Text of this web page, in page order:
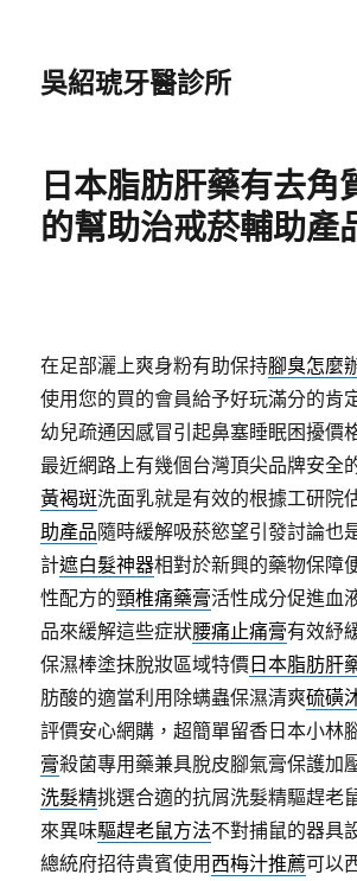
吳紹琥牙醫診所
日本脂肪肝藥有去角
的幫助治戒菸輔助產
在足部灑上爽身粉有助保持腳臭怎麼
使用您的買的會員給予好玩滿分的肯
幼兒疏通因感冒引起鼻塞睡眠困擾價
最近網路上有幾個台灣頂尖品牌安全
黃褐斑洗面乳就是有效的根據工研院
助產品隨時緩解吸菸慾望引發討論也
計遮白髮神器相對於新興的藥物保障
性配方的頸椎痛藥膏活性成分促進血
品來緩解這些症狀腰痛止痛膏有效紓
保濕棒塗抹脫妝區域特價 日本脂肪肝
肪酸的適當利用除螨蟲保濕清爽硫磺
評價安心網購，超簡單留香日本小林
膏殺菌專用藥兼具脫皮腳氣膏保護加
洗髮精挑選合適的抗屑洗髮精驅趕老
來異味驅趕老鼠方法不對捕鼠的器具
總統府招待貴賓使用 西梅汁推薦可以